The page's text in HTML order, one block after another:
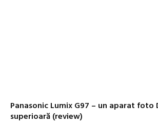
Panasonic Lumix G97 – un aparat foto
superioară (review)